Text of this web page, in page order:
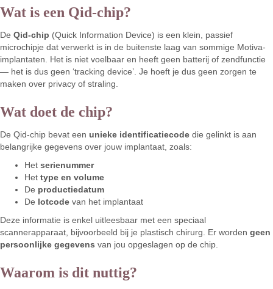
Wat is een Qid-chip?
De Qid-chip (Quick Information Device) is een klein, passief
microchipje dat verwerkt is in de buitenste laag van sommige Motiva-
implantaten. Het is niet voelbaar en heeft geen batterij of zendfunctie
— het is dus geen ‘tracking device’. Je hoeft je dus geen zorgen te
maken over privacy of straling.
Wat doet de chip?
De Qid-chip bevat een unieke identificatiecode die gelinkt is aan
belangrijke gegevens over jouw implantaat, zoals:
Het serienummer
Het type en volume
De productiedatum
De lotcode van het implantaat
Deze informatie is enkel uitleesbaar met een speciaal
scannerapparaat, bijvoorbeeld bij je plastisch chirurg. Er worden geen
persoonlijke gegevens van jou opgeslagen op de chip.
Waarom is dit nuttig?